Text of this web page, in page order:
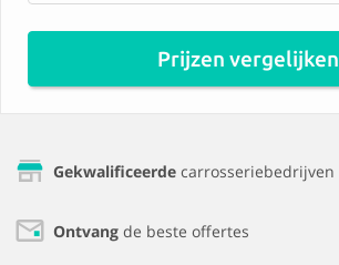
Prijzen vergelijken
Gekwalificeerde carrosseriebedrijven
Ontvang de beste offertes